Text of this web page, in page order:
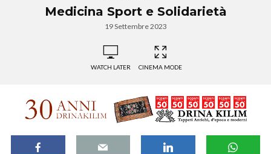
Medicina Sport e Solidarietà
19 Settembre 2023
WATCH LATER CINEMA MODE